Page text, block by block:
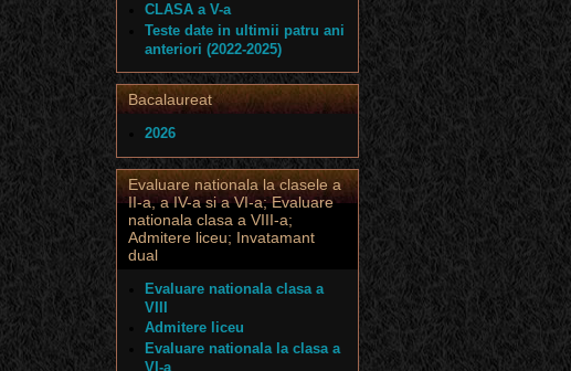
CLASA a V-a
Teste date in ultimii patru ani
anteriori (2022-2025)
Bacalaureat
2026
Evaluare nationala la clasele a
II-a, a IV-a si a VI-a; Evaluare
nationala clasa a VIII-a;
Admitere liceu; Invatamant
dual
Evaluare nationala clasa a
VIII
Admitere liceu
Evaluare nationala la clasa a
VI-a